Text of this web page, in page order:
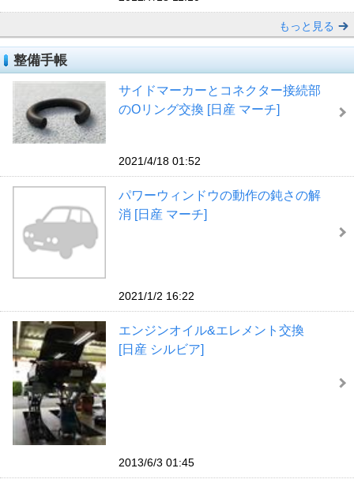
もっと見る
整備手帳
サイドマーカーとコネクター接続部
のOリング交換 [日産 マーチ]
2021/4/18 01:52
パワーウィンドウの動作の鈍さの解
消 [日産 マーチ]
2021/1/2 16:22
エンジンオイル&エレメント交換
[日産 シルビア]
2013/6/3 01:45